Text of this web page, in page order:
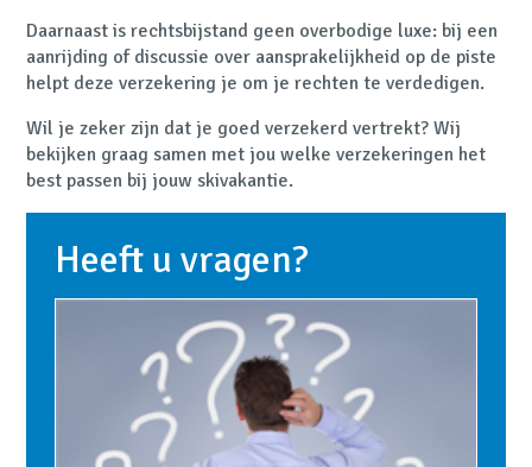
Daarnaast is rechtsbijstand geen overbodige luxe: bij een
aanrijding of discussie over aansprakelijkheid op de piste
helpt deze verzekering je om je rechten te verdedigen.
Wil je zeker zijn dat je goed verzekerd vertrekt? Wij
bekijken graag samen met jou welke verzekeringen het
best passen bij jouw skivakantie.
Heeft u vragen?